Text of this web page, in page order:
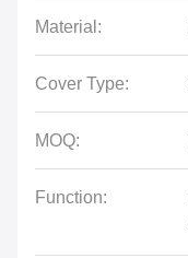
Material:
Cover Type:
MOQ:
Function: